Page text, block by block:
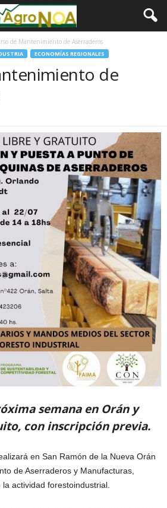
de Mantenimiento de Aserraderos
ECONOMÍAS REGIONALES
de
semana en Orán y
con inscripción previa.
en San Ramón de la Nueva Orán
de Aserraderos y Manufacturas,
actividad forestoindustrial.